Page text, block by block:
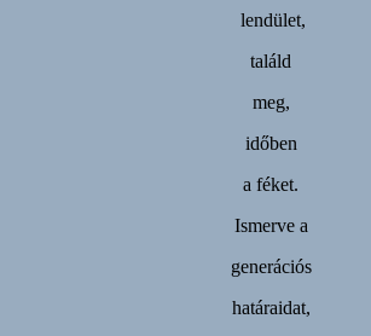
lendület,
találd
meg,
időben
a féket.
Ismerve a
generációs
határaidat,